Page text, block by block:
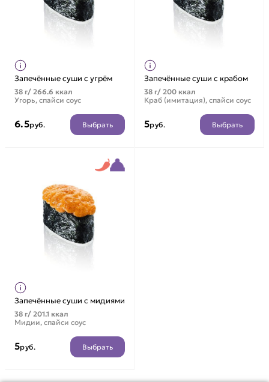
Запечённые суши с угрём
38 г/ 266.6 ккал
Угорь, спайси соус
6.5руб. Выбрать
Запечённые суши с крабом
38 г/ 200 ккал
Краб (имитация), спайси соус
5руб. Выбрать
Запечённые суши с мидиями
38 г/ 201.1 ккал
Мидии, спайси соус
5руб. Выбрать